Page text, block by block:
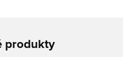
produkty